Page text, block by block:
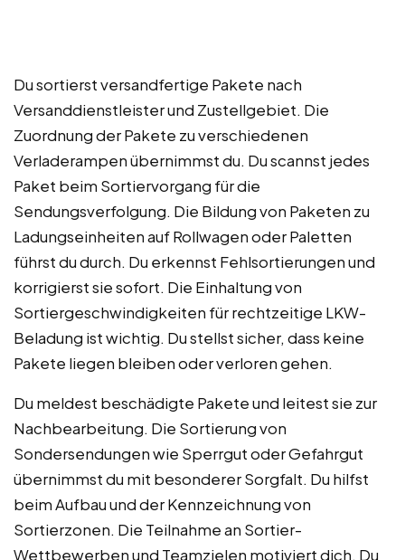
Du sortierst versandfertige Pakete nach
Versanddienstleister und Zustellgebiet. Die
Zuordnung der Pakete zu verschiedenen
Verladerampen übernimmst du. Du scannst jedes
Paket beim Sortiervorgang für die
Sendungsverfolgung. Die Bildung von Paketen zu
Ladungseinheiten auf Rollwagen oder Paletten
führst du durch. Du erkennst Fehlsortierungen und
korrigierst sie sofort. Die Einhaltung von
Sortiergeschwindigkeiten für rechtzeitige LKW-
Beladung ist wichtig. Du stellst sicher, dass keine
Pakete liegen bleiben oder verloren gehen.
Du meldest beschädigte Pakete und leitest sie zur
Nachbearbeitung. Die Sortierung von
Sondersendungen wie Sperrgut oder Gefahrgut
übernimmst du mit besonderer Sorgfalt. Du hilfst
beim Aufbau und der Kennzeichnung von
Sortierzonen. Die Teilnahme an Sortier-
Wettbewerben und Teamzielen motiviert dich. Du